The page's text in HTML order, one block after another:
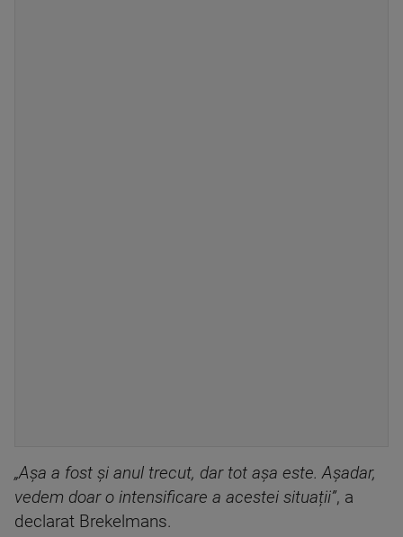
„Așa a fost și anul trecut, dar tot așa este. Așadar,
vedem doar o intensificare a acestei situații”, a
declarat Brekelmans.